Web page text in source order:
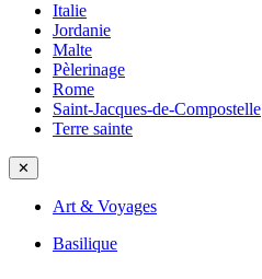
Italie
Jordanie
Malte
Pèlerinage
Rome
Saint-Jacques-de-Compostelle
Terre sainte
✕
Art & Voyages
Basilique